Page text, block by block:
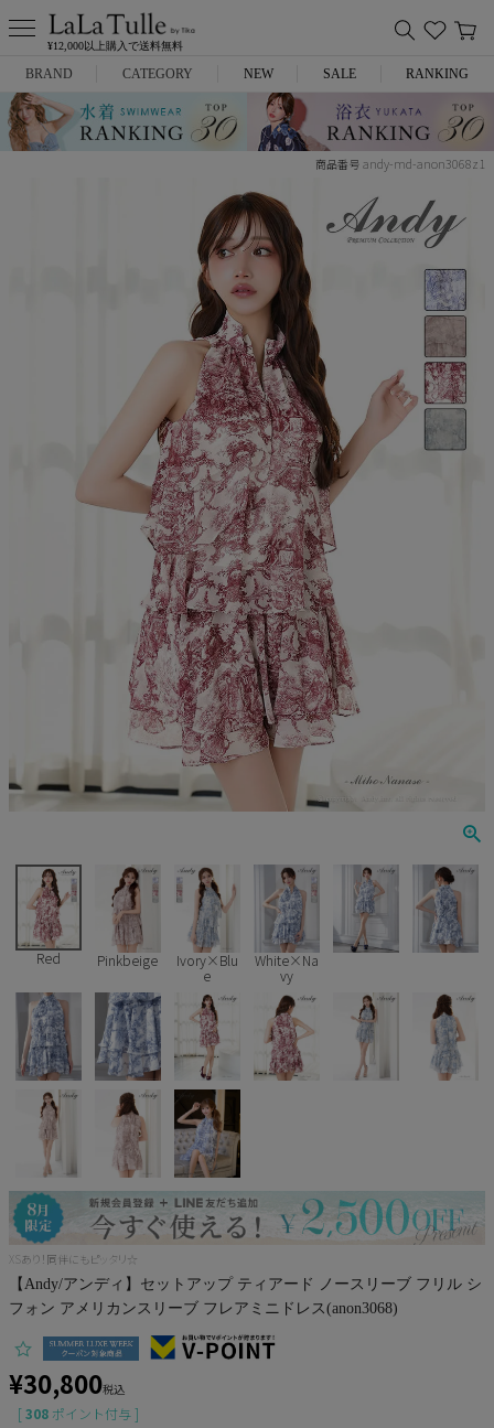
¥12,000以上購入で送料無料
BRAND
Anella
JENNNY
COMEX
Pleaser
CATEGORY
ミニドレス
NEW SALE RANKING
商品番号 andy-md-anon3068z1
Red Pinkbeige
Ivory×Blu
e
White×Na
vy
XSあり！同伴にもピッタリ☆
【Andy/アンディ】セットアップ ティアード ノースリーブ フリル シ
フォン アメリカンスリーブ フレアミニドレス(anon3068)
¥30,800税込
[308 ポイント付与 ]